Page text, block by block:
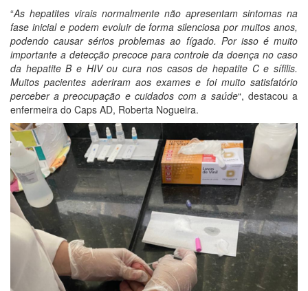
“As hepatites virais normalmente não apresentam sintomas na
fase inicial e podem evoluir de forma silenciosa por muitos anos,
podendo causar sérios problemas ao fígado. Por isso é muito
importante a detecção precoce para controle da doença no caso
da hepatite B e HIV ou cura nos casos de hepatite C e sífilis.
Muitos pacientes aderiram aos exames e foi muito satisfatório
perceber a preocupação e cuidados com a saúde“, destacou a
enfermeira do Caps AD, Roberta Nogueira.